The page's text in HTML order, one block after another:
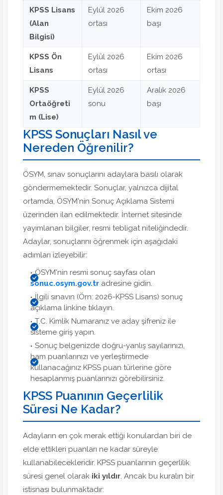
KPSS Lisans
(Alan
Bilgisi)
Eylül 2026
ortası
Ekim 2026
başı
KPSS Ön
Lisans
Eylül 2026
ortası
Ekim 2026
ortası
KPSS
Ortaöğreti
m (Lise)
Eylül 2026
sonu
Aralık 2026
başı
KPSS Sonuçları Nasıl ve
Nereden Öğrenilir?
ÖSYM, sınav sonuçlarını adaylara basılı olarak
göndermemektedir. Sonuçlar, yalnızca dijital
ortamda, ÖSYM'nin Sonuç Açıklama Sistemi
üzerinden ilan edilmektedir. İnternet sitesinde
yayımlanan bilgiler, resmi tebligat niteliğindedir.
Adaylar, sonuçlarını öğrenmek için aşağıdaki
adımları izleyebilir:
ÖSYM'nin resmi sonuç sayfası olan
sonuc.osym.gov.tr adresine gidin.
İlgili sınavın (Örn: 2026-KPSS Lisans) sonuç
açıklama linkine tıklayın.
T.C. Kimlik Numaranız ve aday şifreniz ile
sisteme giriş yapın.
Sonuç belgenizde doğru-yanlış sayılarınızı,
ham puanlarınızı ve yerleştirmede
kullanacağınız KPSS puan türlerine göre
hesaplanmış puanlarınızı görebilirsiniz.
KPSS Puanının Geçerlilik
Süresi Ne Kadar?
Adayların en çok merak ettiği konulardan biri de
elde ettikleri puanları ne kadar süreyle
kullanabilecekleridir. KPSS puanlarının geçerlilik
süresi genel olarak iki yıldır. Ancak bu kuralın bir
istisnası bulunmaktadır: